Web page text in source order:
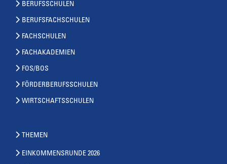
BERUFSSCHULEN
BERUFSFACHSCHULEN
FACHSCHULEN
FACHAKADEMIEN
FOS/BOS
FÖRDERBERUFSSCHULEN
WIRTSCHAFTSSCHULEN
THEMEN
EINKOMMENSRUNDE 2026